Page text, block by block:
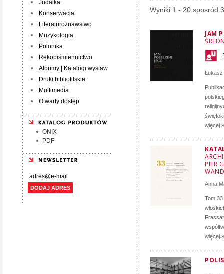
Judaika
Konserwacja
Literaturoznawstwo
Muzykologia
Polonika
Rękopiśmiennictwo
Albumy | Katalogi wystaw
Druki bibliofilskie
Multimedia
Otwarty dostęp
ONIX
PDF
DODAJ ADRES
Wyniki 1 - 20 sposród
JAM
Łukasz
więcej »
PIER
Anna
Tom
więcej »